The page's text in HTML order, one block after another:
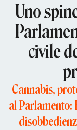
Uno
civile
Cannabis,
al Parlamento: